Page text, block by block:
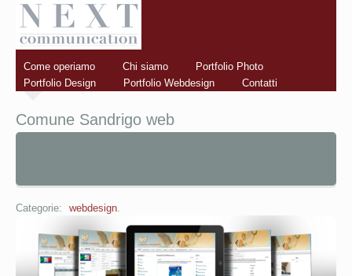
Come operiamo Chi siamo
Portfolio Photo
Portfolio Design
Portfolio Webdesign Contatti
Comune Sandrigo web
Categorie: webdesign